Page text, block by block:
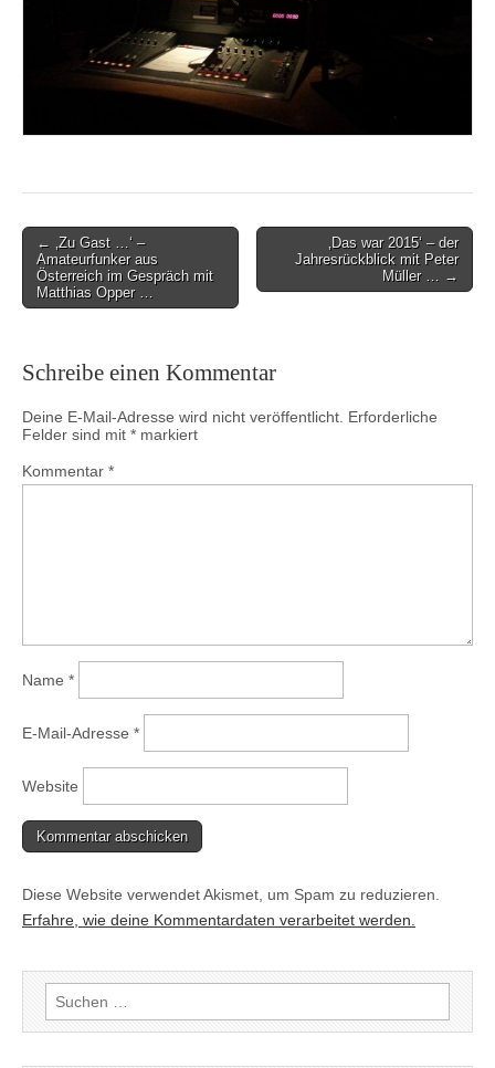
Post
navigation
← ‚Zu Gast …‘ –
Amateurfunker aus
Österreich im Gespräch mit
Matthias Opper …
‚Das war 2015‘ – der
Jahresrückblick mit Peter
Müller … →
Schreibe einen Kommentar
Deine E-Mail-Adresse wird nicht veröffentlicht. Erforderliche
Felder sind mit * markiert
Kommentar *
Name *
E-Mail-Adresse *
Website
Diese Website verwendet Akismet, um Spam zu reduzieren.
Erfahre, wie deine Kommentardaten verarbeitet werden.
Suchen
nach: